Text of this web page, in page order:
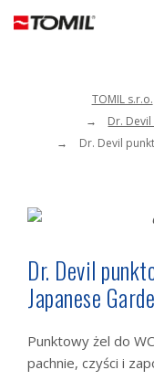
TOMIL s.r.o.
Dr.
Dr. Devil
Dr. Devil
Japanese
Punktowy żel do
pachnie, czyści i